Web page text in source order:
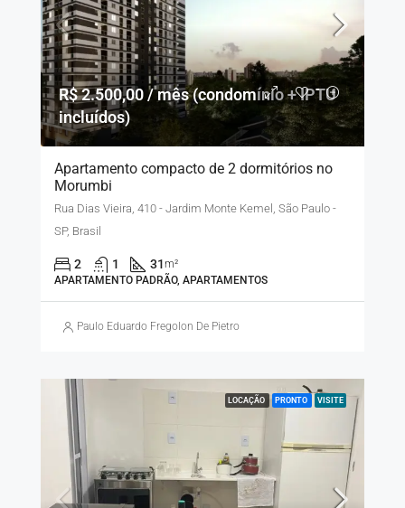
R$ 2.500,00 / mês (condomínio + IPTU
incluídos)
Apartamento compacto de 2 dormitórios no
Morumbi
Rua Dias Vieira, 410 - Jardim Monte Kemel, São Paulo -
SP, Brasil
2 1 31m²
APARTAMENTO PADRÃO, APARTAMENTOS
Paulo Eduardo Fregolon De Pietro
LOCAÇÃO PRONTO VISITE